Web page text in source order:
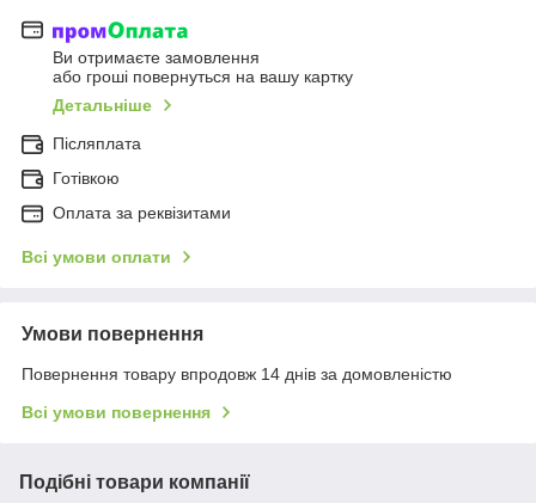
Ви отримаєте замовлення
або гроші повернуться на вашу картку
Детальніше
Післяплата
Готівкою
Оплата за реквізитами
Всі умови оплати
Умови повернення
Повернення товару впродовж 14 днів за домовленістю
Всі умови повернення
Подібні товари компанії